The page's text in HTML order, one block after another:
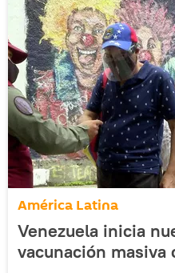
América Latina
Venezuela inicia
vacunación masiva